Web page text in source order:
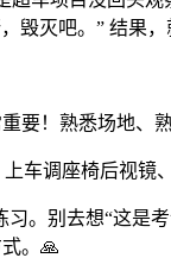
毁灭吧。” 结果
要！熟悉场地、
上车调座椅后视
习。别去想“这是
。🙏